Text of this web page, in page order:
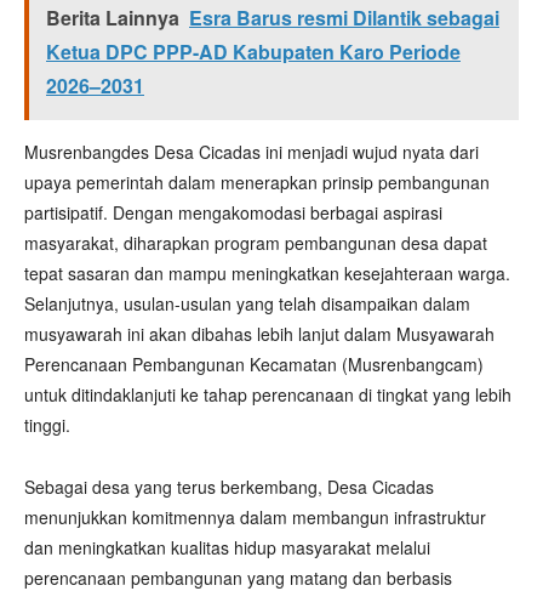
Berita Lainnya Esra Barus resmi Dilantik sebagai
Ketua DPC PPP-AD Kabupaten Karo Periode
2026–2031
Musrenbangdes Desa Cicadas ini menjadi wujud nyata dari
upaya pemerintah dalam menerapkan prinsip pembangunan
partisipatif. Dengan mengakomodasi berbagai aspirasi
masyarakat, diharapkan program pembangunan desa dapat
tepat sasaran dan mampu meningkatkan kesejahteraan warga.
Selanjutnya, usulan-usulan yang telah disampaikan dalam
musyawarah ini akan dibahas lebih lanjut dalam Musyawarah
Perencanaan Pembangunan Kecamatan (Musrenbangcam)
untuk ditindaklanjuti ke tahap perencanaan di tingkat yang lebih
tinggi.
Sebagai desa yang terus berkembang, Desa Cicadas
menunjukkan komitmennya dalam membangun infrastruktur
dan meningkatkan kualitas hidup masyarakat melalui
perencanaan pembangunan yang matang dan berbasis